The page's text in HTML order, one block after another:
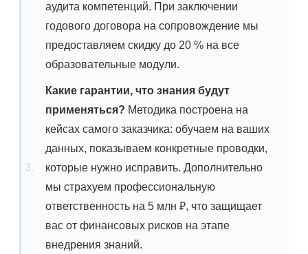
аудита компетенций. При заключении
годового договора на сопровождение мы
предоставляем скидку до 20 % на все
образовательные модули.
Какие гарантии, что знания будут
применяться? Методика построена на
кейсах самого заказчика: обучаем на ваших
данных, показываем конкретные проводки,
которые нужно исправить. Дополнительно
мы страхуем профессиональную
ответственность на 5 млн ₽, что защищает
вас от финансовых рисков на этапе
внедрения знаний.